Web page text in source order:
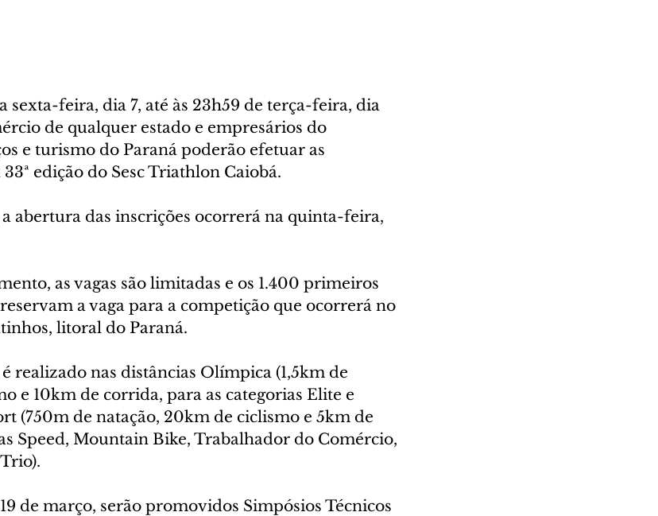
sexta-feira, dia 7, até às 23h59 de terça-feira, dia
de qualquer estado e empresários do
e turismo do Paraná poderão efetuar as
edição do Sesc Triathlon Caiobá.
abertura das inscrições ocorrerá na quinta-feira,
as vagas são limitadas e os 1.400 primeiros
a vaga para a competição que ocorrerá no
litoral do Paraná.
realizado nas distâncias Olímpica (1,5km de
e 10km de corrida, para as categorias Elite e
(750m de natação, 20km de ciclismo e 5km de
Speed, Mountain Bike, Trabalhador do Comércio,
de março, serão promovidos Simpósios Técnicos